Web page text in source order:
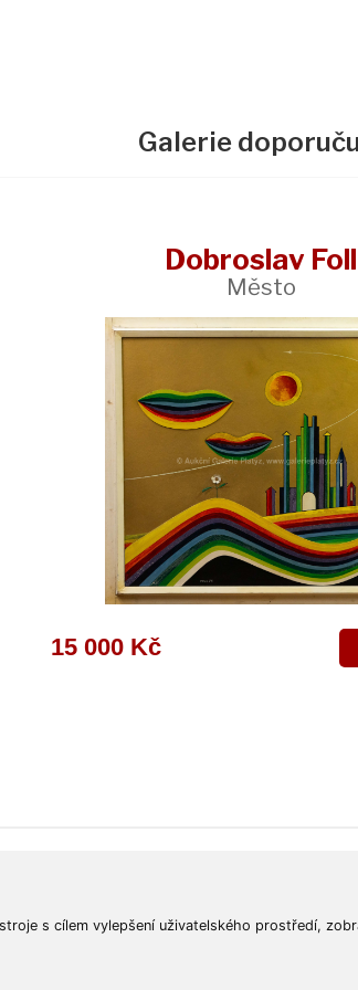
s cílem vylepšení uživatelského prostředí,
Galerie
Dobroslav Foll
Město
15 000 Kč